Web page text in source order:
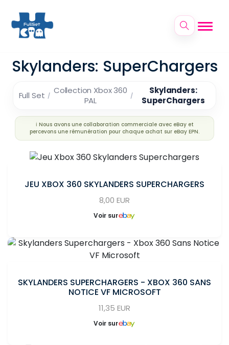
Skylanders: SuperChargers
Full Set
Collection Xbox 360
PAL
Skylanders:
SuperChargers
ℹ️ Nous avons une collaboration commerciale avec eBay et
percevons une rémunération pour chaque achat sur eBay EPN.
JEU XBOX 360 SKYLANDERS SUPERCHARGERS
8,00 EUR
Voir sur
SKYLANDERS SUPERCHARGERS - XBOX 360 SANS
NOTICE VF MICROSOFT
11,35 EUR
Voir sur